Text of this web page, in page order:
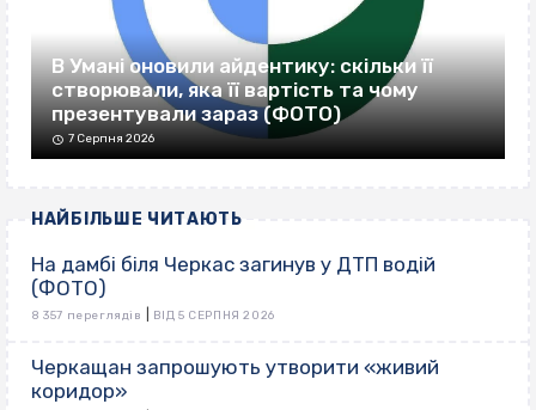
В Умані оновили айдентику: скільки її
створювали, яка її вартість та чому
презентували зараз (ФОТО)
7 Серпня 2026
НАЙБІЛЬШЕ ЧИТАЮТЬ
На дамбі біля Черкас загинув у ДТП водій
(ФОТО)
8 357 переглядів ВІД 5 СЕРПНЯ 2026
Черкащан запрошують утворити «живий
коридор»